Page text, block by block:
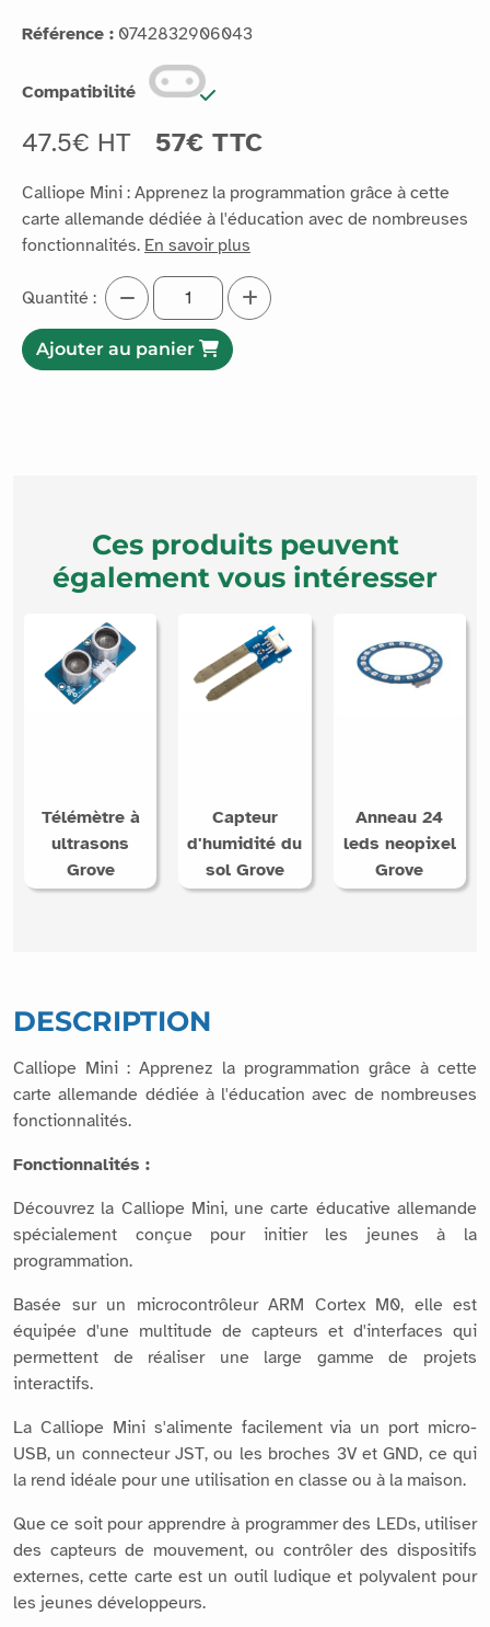
Référence : 0742832906043
Compatibilité
47.5€ HT 57€ TTC
Calliope Mini : Apprenez la programmation grâce à cette
carte allemande dédiée à l'éducation avec de nombreuses
fonctionnalités. En savoir plus
Quantité :
Ajouter au panier
Ces produits peuvent
également vous intéresser
Télémètre à
ultrasons
Grove
Capteur
d'humidité du
sol Grove
Anneau 24
leds neopixel
Grove
DESCRIPTION
Calliope Mini : Apprenez la programmation grâce à cette
carte allemande dédiée à l'éducation avec de nombreuses
fonctionnalités.
Fonctionnalités :
Découvrez la Calliope Mini, une carte éducative allemande
spécialement conçue pour initier les jeunes à la
programmation.
Basée sur un microcontrôleur ARM Cortex M0, elle est
équipée d'une multitude de capteurs et d'interfaces qui
permettent de réaliser une large gamme de projets
interactifs.
La Calliope Mini s'alimente facilement via un port micro-
USB, un connecteur JST, ou les broches 3V et GND, ce qui
la rend idéale pour une utilisation en classe ou à la maison.
Que ce soit pour apprendre à programmer des LEDs, utiliser
des capteurs de mouvement, ou contrôler des dispositifs
externes, cette carte est un outil ludique et polyvalent pour
les jeunes développeurs.